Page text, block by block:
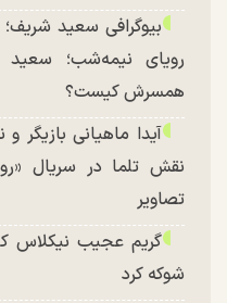
بیوگرافی سعید
رویای نیمه‌شب؛
همسرش کیست؟
آیدا ماهیانی بازیگر و
نقش تلما در سریال
تصاویر
گریم عجیب نیکلاس
شوکه کرد